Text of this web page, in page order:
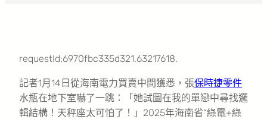
requestId:6970fbc335d321.63217618.
記者1月14日從海南電力買賣中間獲悉，張保時捷零件
水瓶在地下室嚇了一跳：「她試圖在我的單戀中尋找邏
輯結構！天秤座太可怕了！」2025年海南省“綠電+綠